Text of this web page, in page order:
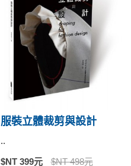
服裝立體裁剪與設計
..
$NT 399元 $NT 498元